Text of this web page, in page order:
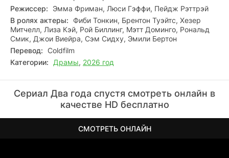
Режиссер:
Эмма Фриман, Люси Гэффи, Пейдж Рэттрэй
В ролях актеры:
Фиби Тонкин, Брентон Туэйтс, Хезер
Митчелл, Лиза Кэй, Рой Биллинг, Мэтт Доминго, Рональд
Смик, Джои Виейра, Сэм Сидху, Эмили Бертон
Перевод: Coldfilm
Категории:
Драмы, 2026 год
Сериал Два года спустя смотреть онлайн в
качестве HD бесплатно
СМОТРЕТЬ ОНЛАЙН